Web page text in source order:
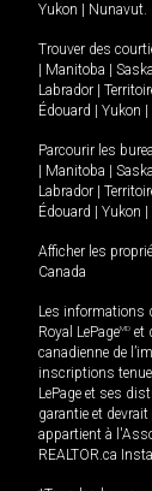
Yukon
Nunavut.
Trouver des
Manitoba
Labrador
Édouard
Yukon
Parcourir les
Manitoba
Labrador
Édouard
Yukon
Afficher les
Canada
Les informations
Royal LePageMD et
canadienne de
inscriptions
LePage et ses
garantie et
appartient à
REALTOR.ca